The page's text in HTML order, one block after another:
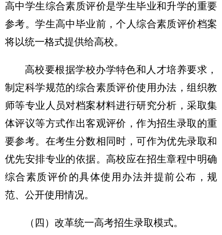
高中学生综合素质评价是学生毕业和升学的重要
参考。学生高中毕业前，个人综合素质评价档案
将以统一格式提供给高校。
高校要根据学校办学特色和人才培养要求，
制定科学规范的综合素质评价使用办法，组织教
师等专业人员对档案材料进行研究分析，采取集
体评议等方式作出客观评价，作为招生录取的重
要参考。在考生分数相同时，可作为优先录取和
优先安排专业的依据。高校应在招生章程中明确
综合素质评价的具体使用办法并提前公布，规
范、公开使用情况。
（四）改革统一高考招生录取模式。